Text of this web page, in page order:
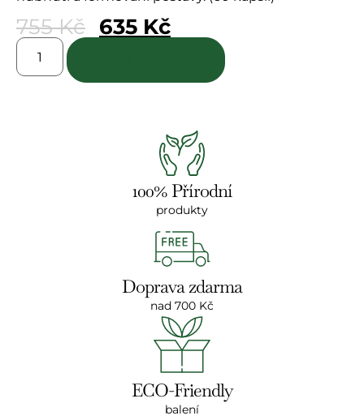
755Kč 635 Kč
100% Přírodní
produkty
Doprava zdarma
nad 700 Kč
ECO-Friendly
balení